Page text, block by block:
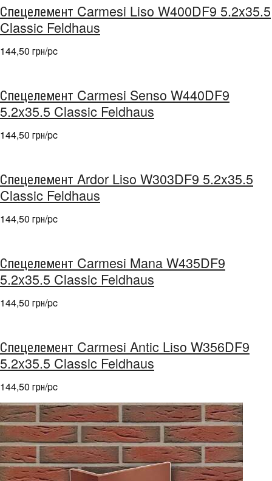
Спецелемент Carmesi Liso W400DF9 5.2x35.5
Classic Feldhaus
144,50 грн/pc
Спецелемент Carmesi Senso W440DF9
5.2x35.5 Classic Feldhaus
144,50 грн/pc
Спецелемент Ardor Liso W303DF9 5.2x35.5
Classic Feldhaus
144,50 грн/pc
Спецелемент Carmesi Mana W435DF9
5.2x35.5 Classic Feldhaus
144,50 грн/pc
Спецелемент Carmesi Antic Liso W356DF9
5.2x35.5 Classic Feldhaus
144,50 грн/pc